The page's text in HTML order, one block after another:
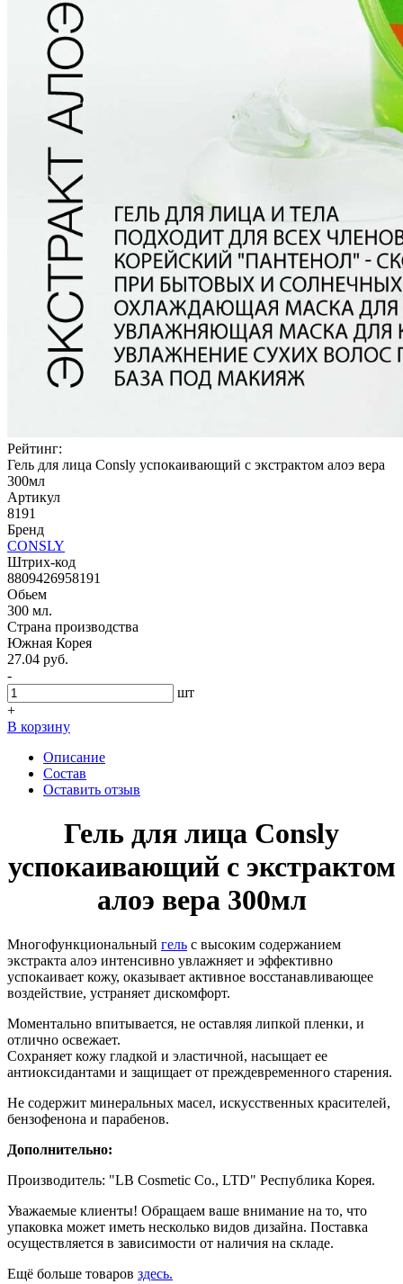
Рейтинг:
Гель для лица Consly успокаивающий с экстрактом алоэ вера
300мл
Артикул
8191
Бренд
CONSLY
Штрих-код
8809426958191
Обьем
300 мл.
Страна производства
Южная Корея
27.04 руб.
-
шт
+
В корзину
Описание
Состав
Оставить отзыв
Гель для лица Consly
успокаивающий с экстрактом
алоэ вера 300мл
Многофункциональный гель с высоким содержанием
экстракта алоэ интенсивно увлажняет и эффективно
успокаивает кожу, оказывает активное восстанавливающее
воздействие, устраняет дискомфорт.
Моментально впитывается, не оставляя липкой пленки, и
отлично освежает.
Сохраняет кожу гладкой и эластичной, насыщает ее
антиоксидантами и защищает от преждевременного старения.
Не содержит минеральных масел, искусственных красителей,
бензофенона и парабенов.
Дополнительно:
Производитель: "LB Cosmetic Co., LTD" Республика Корея.
Уважаемые клиенты! Обращаем ваше внимание на то, что
упаковка может иметь несколько видов дизайна. Поставка
осуществляется в зависимости от наличия на складе.
Ещё больше товаров здесь.